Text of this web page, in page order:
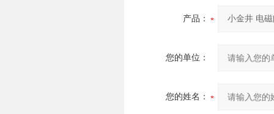
产品：
您的单位：
您的姓名：